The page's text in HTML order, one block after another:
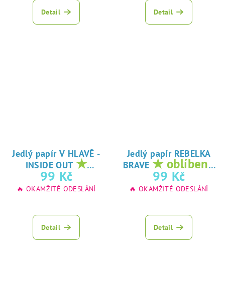
Detail Detail
Jedlý papír V HLAVĚ -
INSIDE OUT ★
oblíbený tisk na
jedlý papír
99 Kč
🔥 OKAMŽITÉ ODESLÁNÍ
Detail
Jedlý papír REBELKA
BRAVE ★ oblíbený
tisk na jedlý
papír
99 Kč
🔥 OKAMŽITÉ ODESLÁNÍ
Detail